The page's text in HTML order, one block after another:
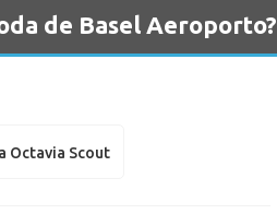
de Basel Aeroporto?
Octavia Scout